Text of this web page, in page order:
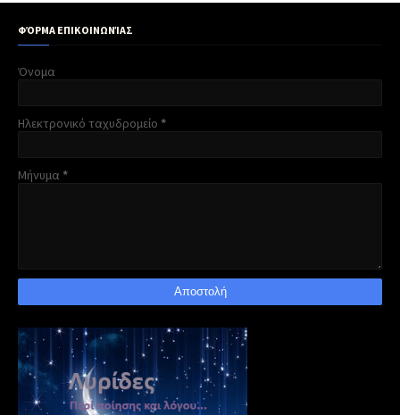
ΦΌΡΜΑ ΕΠΙΚΟΙΝΩΝΊΑΣ
Όνομα
Ηλεκτρονικό ταχυδρομείο *
Μήνυμα *